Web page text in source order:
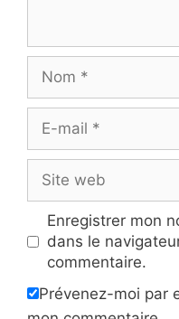
mail
web
Enregistrer mon
dans le
commentaire.
Prévenez-moi par